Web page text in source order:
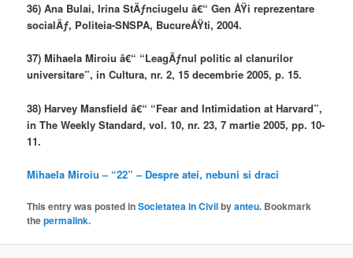
36) Ana Bulai, Irina StÄƒnciugelu â€“ Gen ÅŸi reprezentare
socialÄƒ, Politeia-SNSPA, BucureÅŸti, 2004.
37) Mihaela Miroiu â€“ “LeagÄƒnul politic al clanurilor
universitare”, in Cultura, nr. 2, 15 decembrie 2005, p. 15.
38) Harvey Mansfield â€“ “Fear and Intimidation at Harvard”,
in The Weekly Standard, vol. 10, nr. 23, 7 martie 2005, pp. 10-
11.
Mihaela Miroiu – “22” – Despre atei, nebuni si draci
This entry was posted inSocietatea in Civilbyanteu. Bookmark
thepermalink.